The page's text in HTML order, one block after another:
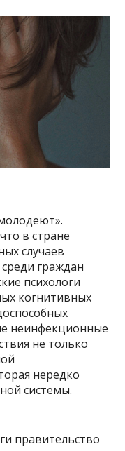
в стране
случаев
граждан
психологи
когнитивных
неинфекционные
не только
нередко
системы.
правительство